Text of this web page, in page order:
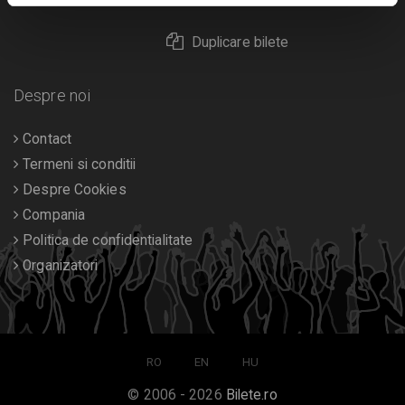
Duplicare bilete
Despre noi
Contact
Termeni si conditii
Despre Cookies
Compania
Politica de confidentialitate
Organizatori
RO EN HU
© 2006 - 2026 Bilete.ro